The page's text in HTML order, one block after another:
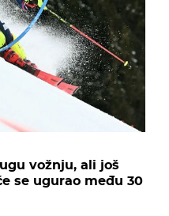
vožnju, ali još
se ugurao među 30